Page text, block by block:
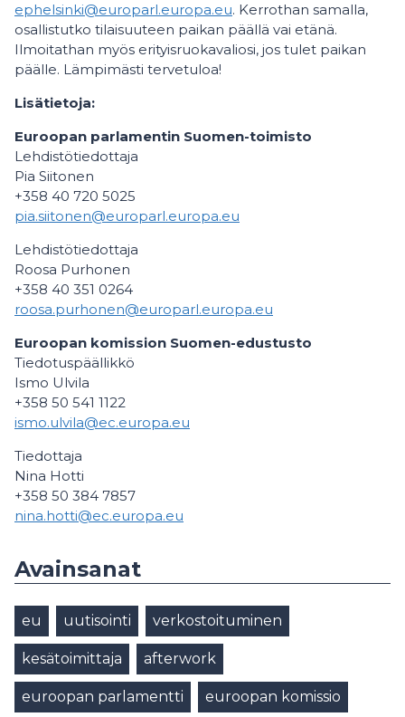
ephelsinki@europarl.europa.eu. Kerrothan samalla,
osallistutko tilaisuuteen paikan päällä vai etänä.
Ilmoitathan myös erityisruokavaliosi, jos tulet paikan
päälle. Lämpimästi tervetuloa!
Lisätietoja:
Euroopan parlamentin Suomen-toimisto
Lehdistötiedottaja
Pia Siitonen
+358 40 720 5025
pia.siitonen@europarl.europa.eu
Lehdistötiedottaja
Roosa Purhonen
+358 40 351 0264
roosa.purhonen@europarl.europa.eu
Euroopan komission Suomen-edustusto
Tiedotuspäällikkö
Ismo Ulvila
+358 50 541 1122
ismo.ulvila@ec.europa.eu
Tiedottaja
Nina Hotti
+358 50 384 7857
nina.hotti@ec.europa.eu
Avainsanat
eu uutisointi verkostoituminen
kesätoimittaja afterwork
euroopan parlamentti euroopan komissio